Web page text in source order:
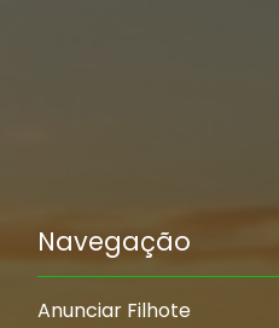
Navegação
Anunciar Filhote